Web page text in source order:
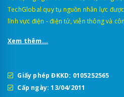
TechGlobal quy tụ nguồn nhân lực
lĩnh vực điện - điện tử, viễn thông và
Xem thêm...
Giấy phép ĐKKD: 0105252565
Cấp ngày: 13/04/2011